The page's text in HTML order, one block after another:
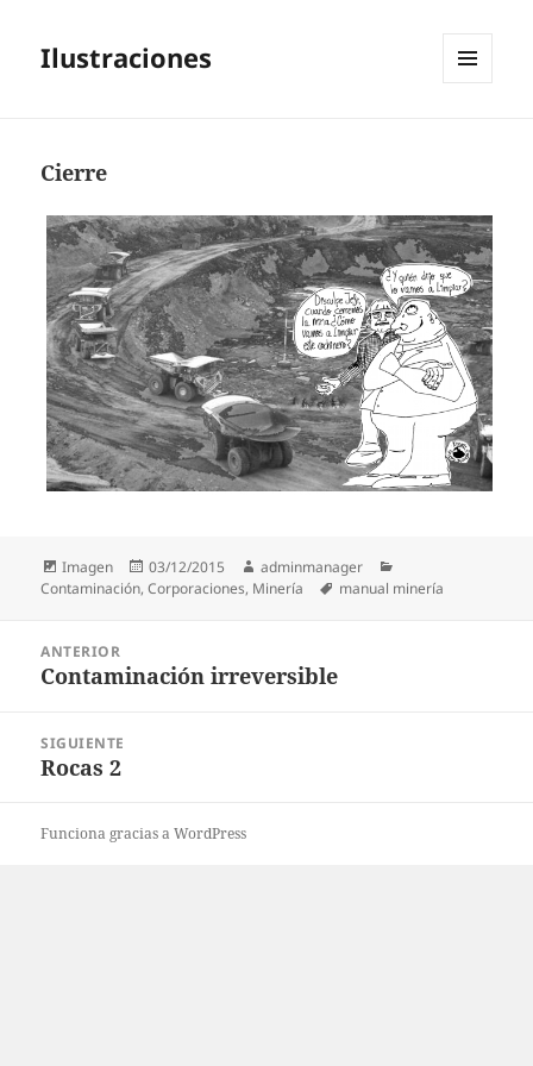
Ilustraciones
Cierre
Formato
Imagen
Publicado
el
03/12/2015 Autor
adminmanager
Contaminación,Corporaciones, Minería Etiquetas
manual minería
entradas
ANTERIOR
Entrada
Contaminación irreversible
SIGUIENTE
Entrada
Rocas 2
Funciona gracias a WordPress